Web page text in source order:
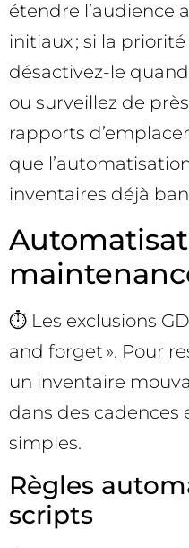
étendre l’audience
initiaux ; si la
désactivez-le
ou surveillez de
rapports
que
inventaires déjà
⏱️ Les exclusions
and forget ». Pour
un inventaire
dans des
simples.
Règles
scripts